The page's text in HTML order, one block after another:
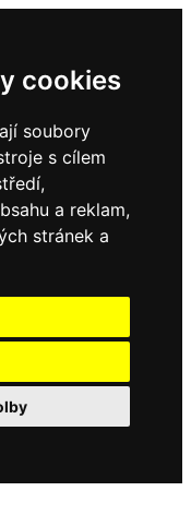
cookies
soubory
s cílem
a reklam,
stránek a